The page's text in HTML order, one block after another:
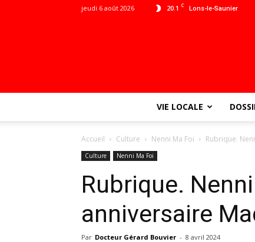
20.1 C Lons-le-Saunier
jeudi 6 août 2026
VIE LOCALE
Accueil Culture Nenni Ma Foi Rubrique.
Culture Nenni Ma Foi
Rubrique.
anniversaire
Par Docteur Gérard Bouvier - 8 avril 2024